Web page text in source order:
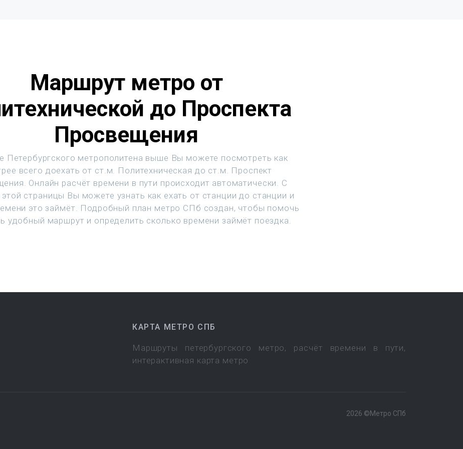
Маршрут метро от
до Проспекта
Просвещения
Петербургского метрополитена выше Вы можете посмотреть как
всего доехать от ст.м. Политехническая до ст.м. Проспект
Онлайн расчёт времени в пути происходит автоматически. С
страницы Вы можете узнать как ехать от станции до станции и
это займёт. Подробный план метро СПб создан, чтобы помочь
удобный маршрут и определить сколько времени займёт поездка.
КАРТА МЕТРО СПБ
Маршруты петербургского метро, расчёт времени в пути,
интерактивная карта метро
2026 ©Метро СПб